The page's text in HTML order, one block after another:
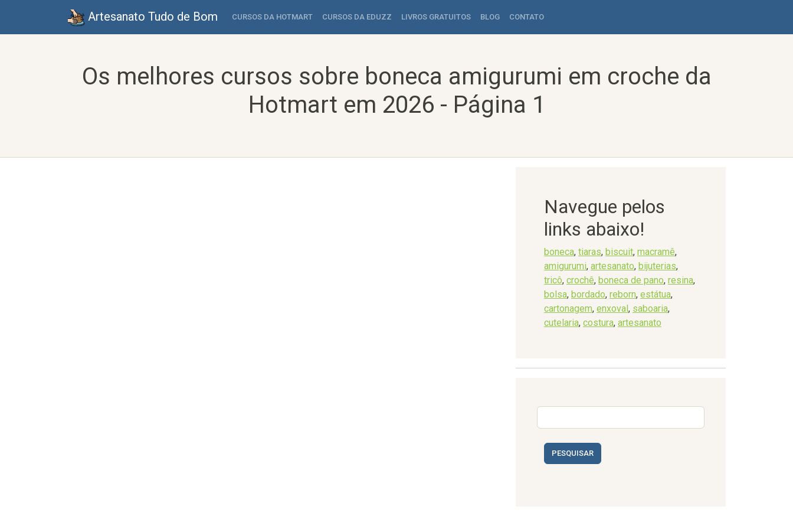
Artesanato Tudo de Bom CURSOS DA HOTMART CURSOS DA EDUZZ LIVROS GRATUITOS BLOG CONTATO
Os melhores cursos sobre boneca amigurumi em croche da
Hotmart em 2026 - Página 1
Navegue pelos
links abaixo!
boneca, tiaras, biscuit, macramê,
amigurumi, artesanato, bijuterias,
tricô, crochê, boneca de pano, resina,
bolsa, bordado, reborn, estátua,
cartonagem, enxoval, saboaria,
cutelaria, costura, artesanato
PESQUISAR